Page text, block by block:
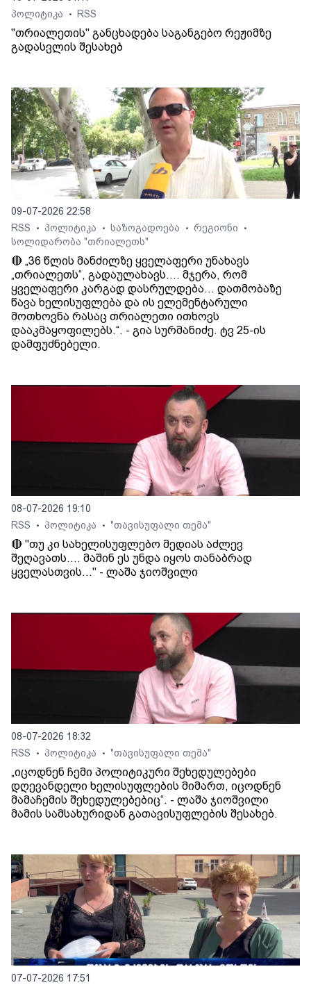
პოლიტიკა
• RSS
"თრიალეთის" განცხადება საგანგებო რეჟიმზე
გადასვლის შესახებ
09-07-2026 22:58
RSS
• პოლიტიკა • საზოგადოება • რეგიონი •
სოლიდარობა "თრიალეთს"
🔴 „36 წლის მანძილზე ყველაფერი უნახავს
„თრიალეთს“, გადაულახავს.... მჯერა, რომ
ყველაფერი კარგად დასრულდება... დათმობაზე
წავა ხელისუფლება და ის ელემენტარული
მოთხოვნა რასაც თრიალეთი ითხოვს
დააკმაყოფილებს.“. - გია სურმანიძე. ტვ 25-ის
დამფუძნებელი.
08-07-2026 19:10
RSS
• პოლიტიკა • "თავისუფალი თემა"
🔴 "თუ კი სახელისუფლებო მედიას აძლევ
შეღავათს.... მაშინ ეს უნდა იყოს თანაბრად
ყველასთვის..." - ლაშა ჯიოშვილი
08-07-2026 18:32
RSS
• პოლიტიკა • "თავისუფალი თემა"
„იცოდნენ ჩემი პოლიტიკური შეხედულებები
დღევანდელი ხელისუფლების მიმართ, იცოდნენ
მამაჩემის შეხედულებებიც“. - ლაშა ჯიოშვილი
მამის სამსახურიდან გათავისუფლების შესახებ.
07-07-2026 17:51